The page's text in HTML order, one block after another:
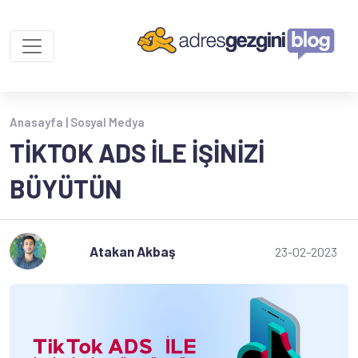
Anasayfa | Sosyal Medya
TIKTOK ADS ILE İŞINIZI
BÜYÜTÜN
Atakan Akbaş 23-02-2023